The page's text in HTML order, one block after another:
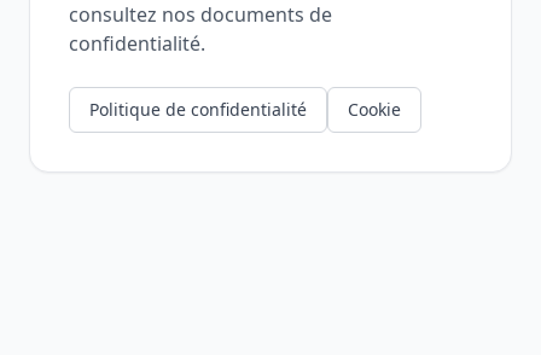
consultez nos documents de
confidentialité.
Politique de confidentialité Cookie